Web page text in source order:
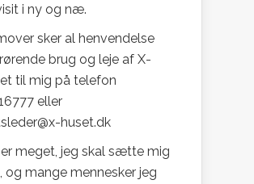
i ny og næ.
sker al henvendelse
brug og leje af X-
til mig på telefon
eller
huset.dk
er meget, jeg skal sætte mig
og mange mennesker jeg